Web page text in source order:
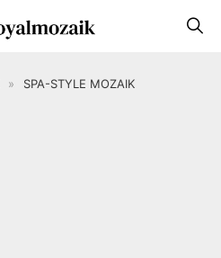

» SPA-STYLE MOZAIK